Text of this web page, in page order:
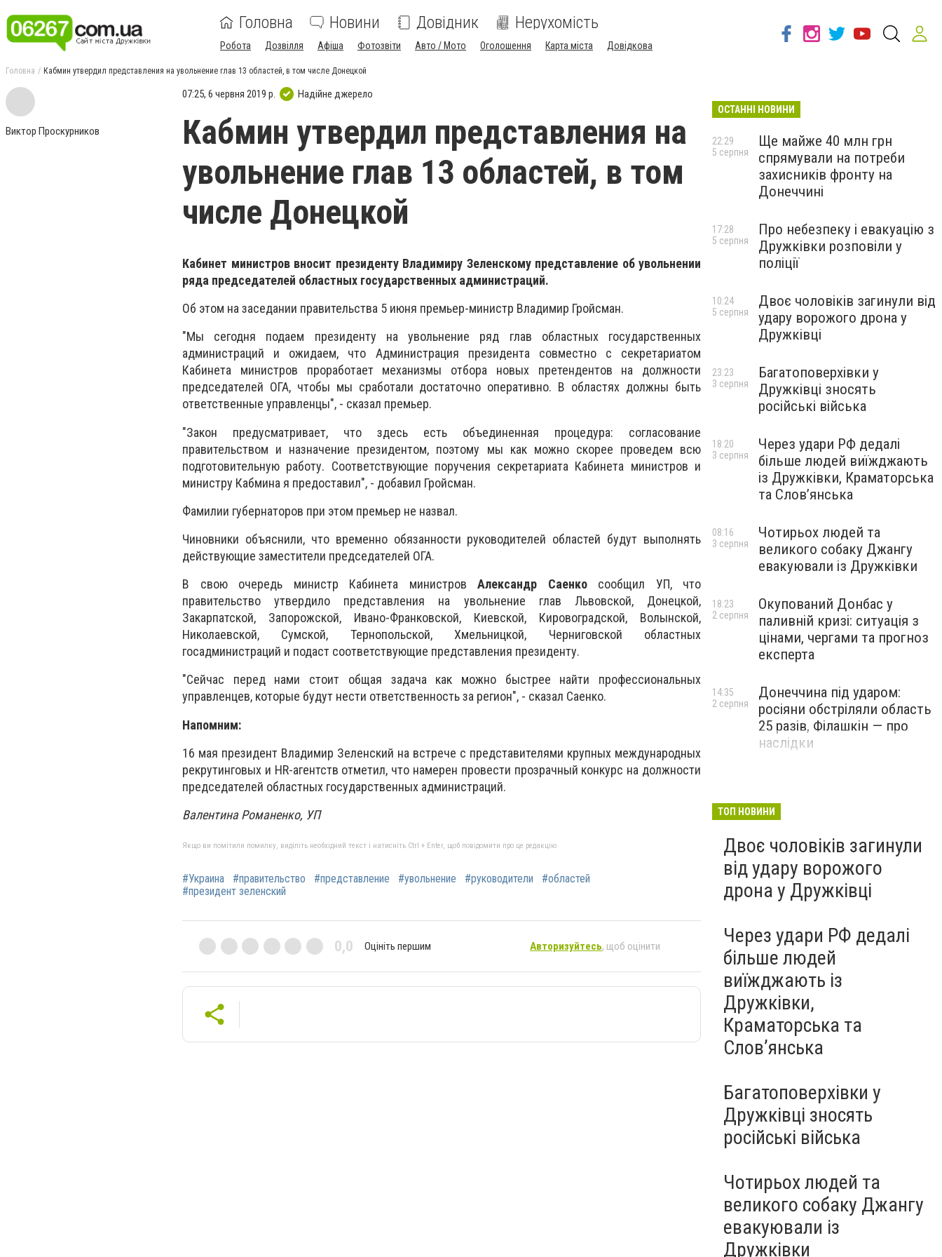
Головна Новини Довідник Нерухомість
Робота Дозвілля Афіша Фотозвіти Авто / Мото Оголошення Карта міста Довідкова
Головна Кабмин утвердил представления на увольнение глав 13 областей, в том числе Донецкой
Виктор Проскурников
07:25, 6 червня 2019 р. Надійне джерело
Кабмин утвердил представления на
увольнение глав 13 областей, в том
числе Донецкой
Кабинет министров вносит президенту Владимиру Зеленскому представление об увольнении
ряда председателей областных государственных администраций.
Об этом на заседании правительства 5 июня премьер-министр Владимир Гройсман.
"Мы сегодня подаем президенту на увольнение ряд глав областных государственных
администраций и ожидаем, что Администрация президента совместно с секретариатом
Кабинета министров проработает механизмы отбора новых претендентов на должности
председателей ОГА, чтобы мы сработали достаточно оперативно. В областях должны быть
ответственные управленцы", - сказал премьер.
"Закон предусматривает, что здесь есть объединенная процедура: согласование
правительством и назначение президентом, поэтому мы как можно скорее проведем всю
подготовительную работу. Соответствующие поручения секретариата Кабинета министров и
министру Кабмина я предоставил", - добавил Гройсман.
Фамилии губернаторов при этом премьер не назвал.
Чиновники объяснили, что временно обязанности руководителей областей будут выполнять
действующие заместители председателей ОГА.
В свою очередь министр Кабинета министров Александр Саенкосообщил УП, что
правительство утвердило представления на увольнение глав Львовской, Донецкой,
Закарпатской, Запорожской, Ивано-Франковской, Киевской, Кировоградской, Волынской,
Николаевской, Сумской, Тернопольской, Хмельницкой, Черниговской областных
госадминистраций и подаст соответствующие представления президенту.
"Сейчас перед нами стоит общая задача как можно быстрее найти профессиональных
управленцев, которые будут нести ответственность за регион", - сказал Саенко.
Напомним:
16 мая президент Владимир Зеленский на встрече с представителями крупных международных
рекрутинговых и HR-агентств отметил, что намерен провести прозрачный конкурс на должности
председателей областных государственных администраций.
Валентина Романенко, УП
Якщо ви помітили помилку, виділіть необхідний текст і натисніть Ctrl + Enter, щоб повідомити про це редакцію
#Украина #правительство #представление #увольнение #руководители
#областей
#президент зеленский
0,0 Оцініть першим Авторизуйтесь, щоб оцінити
ОСТАННІ НОВИНИ
Ще майже 40 млн грн
спрямували на потреби
захисників фронту на
Донеччині
22:29
5 серпня
Про небезпеку і евакуацію з
Дружківки розповіли у
поліції
17:28
5 серпня
Двоє чоловіків загинули від
удару ворожого дрона у
Дружківці
10:24
5 серпня
Багатоповерхівки у
Дружківці зносять
російські війська
23:23
3 серпня
Через удари РФ дедалі
більше людей виїжджають
із Дружківки, Краматорська
та Слов’янська
18:20
3 серпня
Чотирьох людей та
великого собаку Джангу
евакуювали із Дружківки
08:16
3 серпня
Окупований Донбас у
паливній кризі: ситуація з
цінами, чергами та прогноз
експерта
18:23
2 серпня
Донеччина під ударом:
росіяни обстріляли область
25 разів, Філашкін — про
наслідки
14:35
2 серпня
ТОП НОВИНИ
Двоє чоловіків загинули
від удару ворожого
дрона у Дружківці
Через удари РФ дедалі
більше людей
виїжджають із
Дружківки,
Краматорська та
Слов’янська
Багатоповерхівки у
Дружківці зносять
російські війська
Чотирьох людей та
великого собаку Джангу
евакуювали із
Дружківки